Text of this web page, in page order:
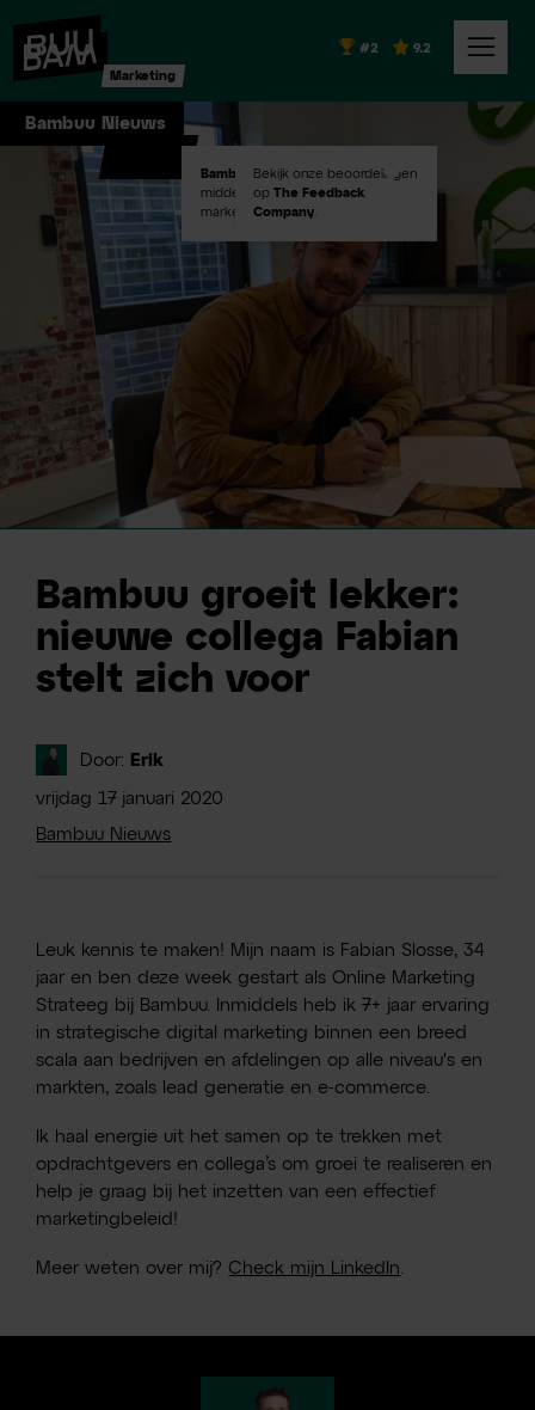
Marketing
#2
Bambuu #2in Emerce100
middelgroot digital
marketingbureaus!
9.2
Bekijk onze beoordelingen
opThe Feedback
Company.
Bambuu Nieuws
Bambuu groeit lekker:
nieuwe collega Fabian
stelt zich voor
Door: Erik
vrijdag 17 januari 2020
Bambuu Nieuws
Leuk kennis te maken! Mijn naam is Fabian Slosse, 34
jaar en ben deze week gestart als Online Marketing
Strateeg bij Bambuu. Inmiddels heb ik 7+ jaar ervaring
in strategische digital marketing binnen een breed
scala aan bedrijven en afdelingen op alle niveau's en
markten, zoals lead generatie en e-commerce.
Ik haal energie uit het samen op te trekken met
opdrachtgevers en collega’s om groei te realiseren en
help je graag bij het inzetten van een effectief
marketingbeleid!
Meer weten over mij? Check mijn LinkedIn.